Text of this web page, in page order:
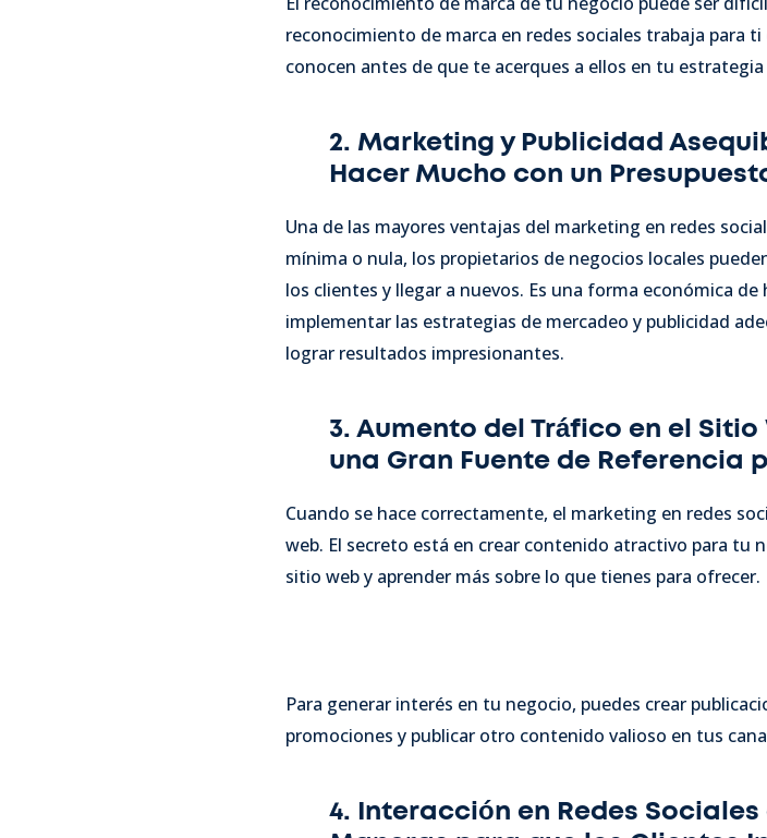
reconocimiento de marca en redes sociales trabaja para
conocen antes de que te acerques a ellos en tu
2. Marketing y Publicidad
Hacer Mucho con un
Una de las mayores ventajas del marketing en redes
mínima o nula, los propietarios de negocios locales
los clientes y llegar a nuevos. Es una forma económica
implementar las estrategias de mercadeo y publicidad
lograr resultados impresionantes.
3. Aumento del Tráfico en el
una Gran Fuente de Referencia
Cuando se hace correctamente, el marketing en redes
web. El secreto está en crear contenido atractivo para tu
sitio web y aprender más sobre lo que tienes para ofrecer.
Para generar interés en tu negocio, puedes crear
promociones y publicar otro contenido valioso en tus
4. Interacción en Redes